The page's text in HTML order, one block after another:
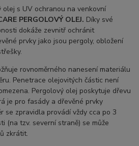
s UV ochranou na venkovní
PERGOLOVÝ OLEJ. Díky své
dokáže zevnitř ochránit
prvky jako jsou pergoly, obložení
rovnoměrného nanesení materiálu
Penetrace olejovitých částic není
Pergolový olej poskytuje dřevu
je pro fasády a dřevěné prvky
se zpravidla provádí vždy cca po 3
(na tzv. severní straně) se může
zkrátit.